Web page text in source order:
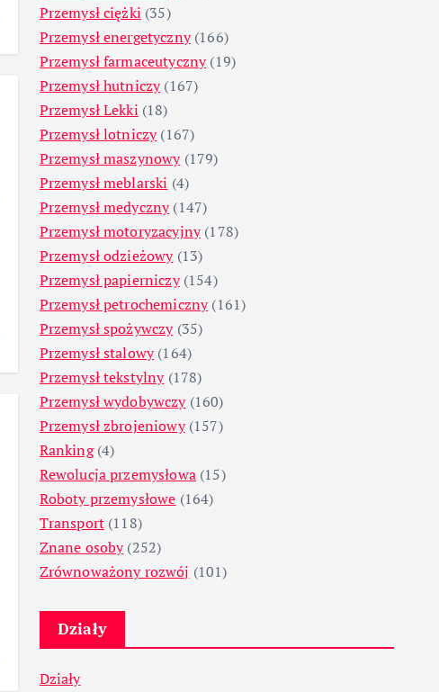
Przemysł ciężki (35)
Przemysł energetyczny(166)
Przemysł farmaceutyczny(19)
Przemysł hutniczy(167)
Przemysł Lekki (18)
Przemysł lotniczy(167)
Przemysł maszynowy(179)
Przemysł meblarski (4)
Przemysł medyczny(147)
Przemysł motoryzacyjny(178)
Przemysł odzieżowy(13)
Przemysł papierniczy(154)
Przemysł petrochemiczny(161)
Przemysł spożywczy(35)
Przemysł stalowy(164)
Przemysł tekstylny(178)
Przemysł wydobywczy(160)
Przemysł zbrojeniowy(157)
Ranking(4)
Rewolucja przemysłowa(15)
Roboty przemysłowe (164)
Transport (118)
Znane osoby(252)
Zrównoważony rozwój (101)
Działy
Działy